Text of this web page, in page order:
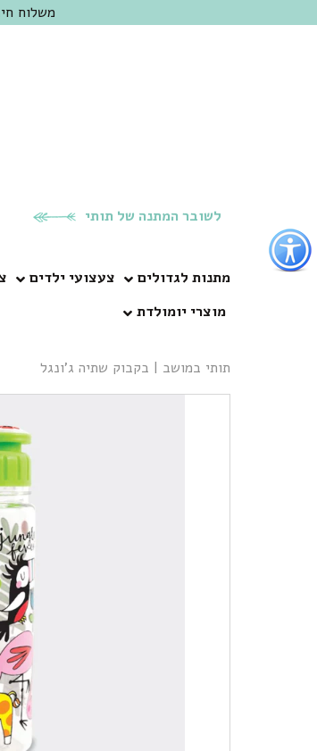
כפתור
לפתיחת
תפריט
נגישות
משלוח חינם ברכישה מעל 300 ש"ח |
לשובר המתנה של תותי
מתנות לגדולים צעצועי ילדים
מוצרי יומולדת
תותי במושב | בקבוק שתיה ג’ונגל